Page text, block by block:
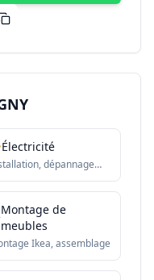
Électricité
dépannage
Montage de
meubles
Ikea, assemblage